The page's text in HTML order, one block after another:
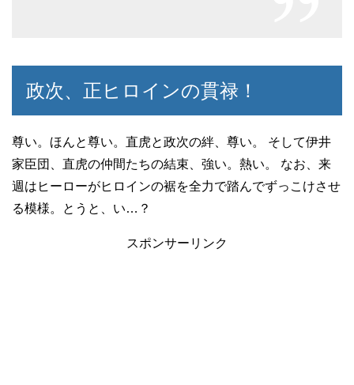
政次、正ヒロインの貫禄！
尊い。ほんと尊い。直虎と政次の絆、尊い。 そして伊井
家臣団、直虎の仲間たちの結束、強い。熱い。 なお、来
週はヒーローがヒロインの裾を全力で踏んでずっこけさせ
る模様。とうと、い…？
スポンサーリンク